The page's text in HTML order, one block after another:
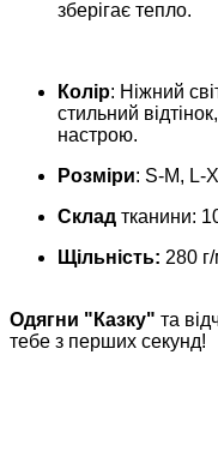
зберігає тепло.
Колір: Ніжний
стильний
настрою.
Розміри: S-M, L-
Склад тканини:
Щільність: 280 г/
Одягни "Казку" та
тебе з перших секунд!